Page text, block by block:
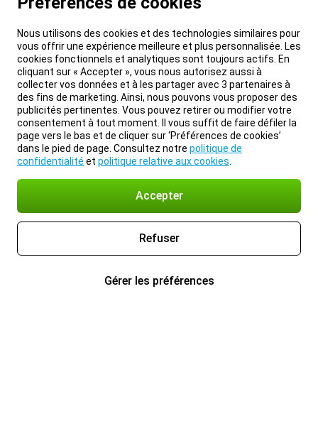
Nous utilisons des cookies et des technologies similaires pour
vous offrir une expérience meilleure et plus personnalisée. Les
cookies fonctionnels et analytiques sont toujours actifs. En
cliquant sur « Accepter », vous nous autorisez aussi à
collecter vos données et à les partager avec 3 partenaires à
des fins de marketing. Ainsi, nous pouvons vous proposer des
publicités pertinentes. Vous pouvez retirer ou modifier votre
consentement à tout moment. Il vous suffit de faire défiler la
page vers le bas et de cliquer sur ‘Préférences de cookies’
dans le pied de page. Consultez notre politique de
confidentialité et politique relative aux cookies
Accepter
Refuser
Gérer les préférences